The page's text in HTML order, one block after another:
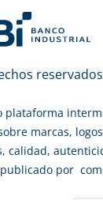
plataforma
marcas,
calidad,
por